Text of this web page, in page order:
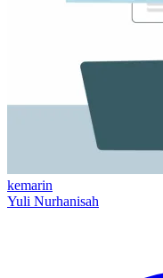
kemarin
Yuli Nurhanisah